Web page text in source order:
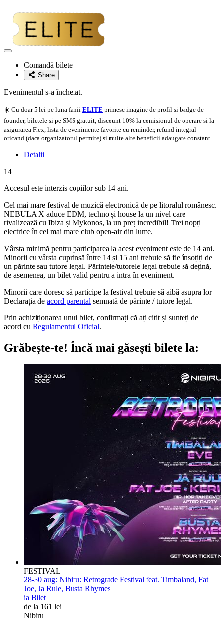
Adaugă
favoriteComandă bilete
Share
Evenimentul s-a încheiat.
☀️ Cu doar 5 lei pe luna fanii ELITE primesc imagine de profil si badge de
founder, biletele si pe SMS gratuit, discount 10% la comisionul de operare si la
asigurarea Flex, lista de evenimente favorite cu reminder, refund integral
oricand (daca organizatorul permite) si multe alte beneficii adaugate constant.
Detalii
14
Accesul este interzis copiilor sub 14 ani.
Cel mai mare festival de muzică electronică de pe litoralul românesc.
NEBULA X aduce EDM, techno și house la un nivel care
rivalizează cu Ibiza și Mykonos, la un preț incredibil! Trei nopți
electrice în cel mai mare club open-air din lume.
Vârsta minimă pentru participarea la acest eveniment este de 14 ani.
Minorii cu vârsta cuprinsă între 14 și 15 ani trebuie să fie însoțiți de
un părinte sau tutore legal. Părintele/tutorele legal trebuie să dețină,
de asemenea, un bilet valid pentru a intra în eveniment.
Minorii care doresc să participe la festival trebuie să aibă asupra lor
Declarația de acord parental semnată de părinte / tutore legal.
Prin achiziționarea unui bilet, confirmați că ați citit și sunteți de
acord cu Regulamentul Oficial.
Grăbește-te! Încă mai găsești bilete la:
FESTIVAL
28-30 aug: Nibiru: Retrograde Festival feat. Timbaland, Fat
Joe, Ja Rule, Busta Rhymes
ia Bilet
de la 161 lei
Nibiru